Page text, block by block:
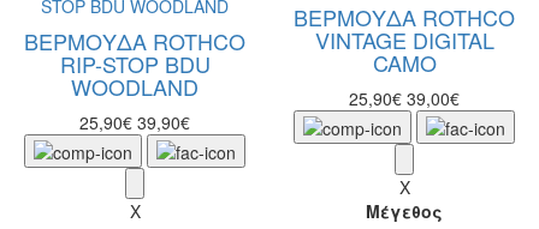
ΒΕΡΜΟΥΔΑ ROTHCO
RIP-STOP BDU
WOODLAND
25,90€ 39,90€
X
ΒΕΡΜΟΥΔΑ ROTHCO
VINTAGE DIGITAL
CAMO
25,90€ 39,00€
X
Μέγεθος